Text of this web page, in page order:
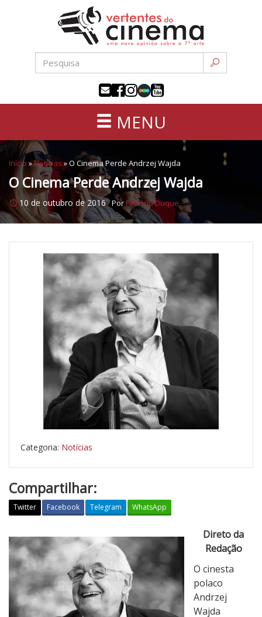
conteúdo
sétima
MENU
Início »Notícias»O Cinema Perde Andrzej Wajda
O Cinema Perde Andrzej Wajda
10 de outubro de 2016 PorFabricio Duque
Categoria: Notícias
Compartilhar:
Twitter Facebook Telegram WhatsApp
O
C
n
e
m
Direto da
Redação
O cinesta
polaco
Andrzej
Wajda